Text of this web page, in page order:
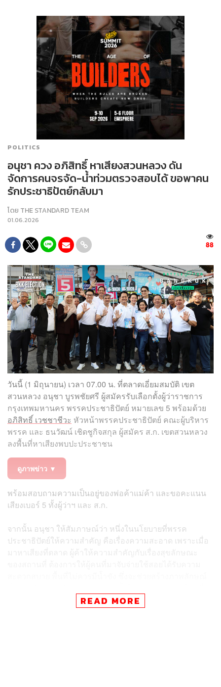
POLITICS
อนุชา ควง อภิสิทธิ์ หาเสียงสวนหลวง ดัน
จัดการคนจรจัด-น้ำท่วมตรวจสอบได้ ขอพาคน
รักประชาธิปัตย์กลับมา
โดย THE STANDARD TEAM
01.06.2026
88
วันนี้ (1 มิถุนายน) เวลา 07.00 น. ที่ตลาดเอี่ยมสมบัติ เขต
สวนหลวง อนุชา บูรพชัยศรี ผู้สมัครรับเลือกตั้งผู้ว่าราชการ
กรุงเทพมหานคร พรรคประชาธิปัตย์ หมายเลข 5 พร้อมด้วย
อภิสิทธิ์ เวชชาชีวะ หัวหน้าพรรคประชาธิปัตย์ คณะผู้บริหาร
พรรค และ ธนวัฒน์ เชิดชูกิจสกุล ผู้สมัคร ส.ก. เขตสวนหลวง
ลงพื้นที่หาเสียงพบปะประชาชน
ดูภาพข่าว ▼
พร้อมสอบถามความเป็นอยู่ของพ่อค้าแม่ค้า และขอคะแนน
เสียงเบอร์ 5 ทั้งผู้ว่าฯ และ ส.ก.
จากนั้น อนุชา ให้สัมภาษณ์ว่า หนึ่งในนโยบายที่พรรค
ประชาธิปัตย์ให้ความสำคัญ คือเรื่องความสะอาด เพราะเมื่อ
มาหาเสียงที่ตลาด ผู้ค้าให้ความสำคัญกับเรื่องสุขลักษณะ
ความสะดวกและความปลอดภัยของพ่อค้าแม่ค้าและ
ประชาชนที่มาจับจ่ายใช้สอย ซึ่งเป็นเสียงสะท้อนที่ได้รับจาก
READ MORE